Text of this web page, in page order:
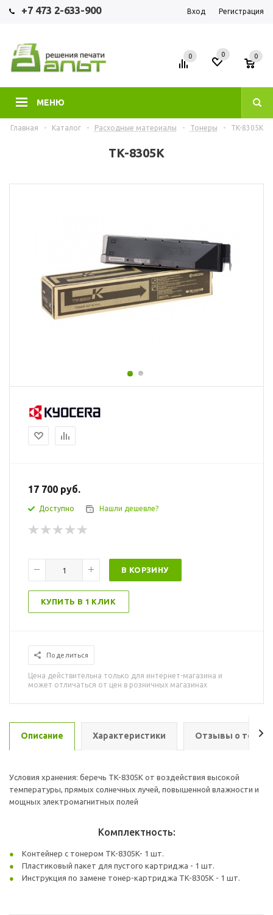
+7 473 2-633-900 Вход Регистрация
МЕНЮ
0 0 0
Главная - Каталог - Расходные материалы - Тонеры - TK-8305K
TK-8305K
17 700 руб.
Доступно Нашли дешевле?
В КОРЗИНУ
КУПИТЬ В 1 КЛИК
Поделиться
Цена действительна только для интернет-магазина и
может отличаться от цен в розничных магазинах
Описание Характеристики Отзывы о
Условия хранения: беречь TK-8305K от воздействия высокой
температуры, прямых солнечных лучей, повышенной влажности и
мощных электромагнитных полей
Комплектность:
Контейнер с тонером TK-8305K- 1 шт.
Пластиковый пакет для пустого картриджа - 1 шт.
Инструкция по замене тонер-картриджа TK-8305K - 1 шт.